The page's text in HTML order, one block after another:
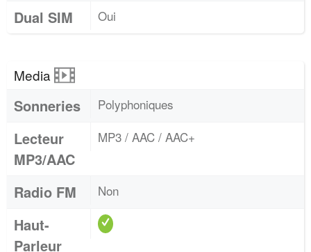
Dual SIM Oui
Media
Sonneries Polyphoniques
Lecteur
MP3/AAC
MP3 / AAC / AAC+
Radio FM Non
Haut-
Parleur